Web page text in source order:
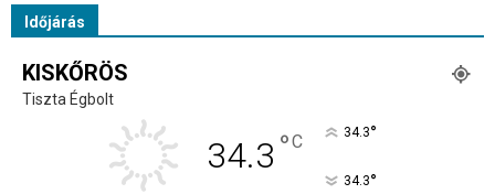
Időjárás
KISKŐRÖS
Tiszta Égbolt
34.3 °C 34.3°
34.3°